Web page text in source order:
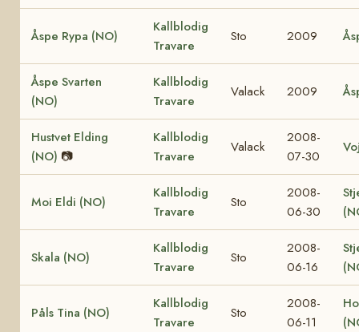
Åspe Rypa (NO)
Kallblodig
Travare
Sto 2009
Åspe Svarten
(NO)
Kallblodig
Travare
Valack 2009
Hustvet Elding
(NO) 📷
Kallblodig
Travare
Valack
2008-
07-30
Moi Eldi (NO)
Kallblodig
Travare
Sto
2008-
06-30
Skala (NO)
Kallblodig
Travare
Sto
2008-
06-16
Påls Tina (NO)
Kallblodig
Travare
Sto
2008-
06-11